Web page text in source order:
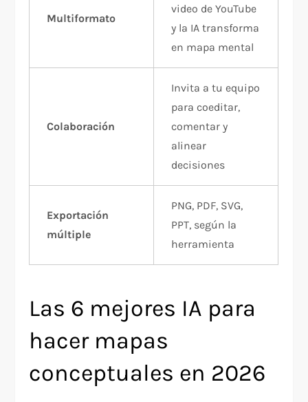
Multiformato
video de YouTube
y la IA transforma
en mapa mental
Colaboración
Invita a tu equipo
para coeditar,
comentar y
alinear
decisiones
Exportación
múltiple
PNG, PDF, SVG,
PPT, según la
herramienta
Las 6 mejores IA para
hacer mapas
conceptuales en 2026